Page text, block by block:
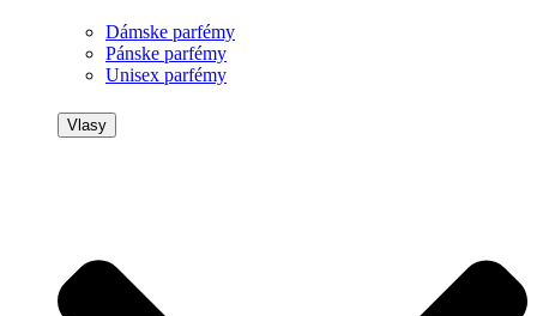
Dámske parfémy
Pánske parfémy
Unisex parfémy
Vlasy